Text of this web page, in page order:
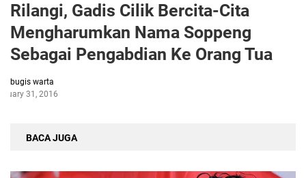
Rilangi, Gadis Cilik Bercita-Cita
Mengharumkan Nama Soppeng
Sebagai Pengabdian Ke Orang Tua
bugis warta
31, 2016
BACA JUGA